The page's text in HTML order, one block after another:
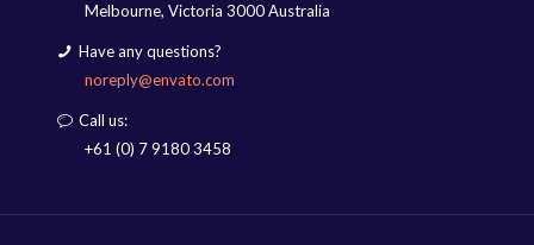
Melbourne, Victoria 3000 Australia
Have any questions?
noreply@envato.com
Call us:
+61 (0) 7 9180 3458